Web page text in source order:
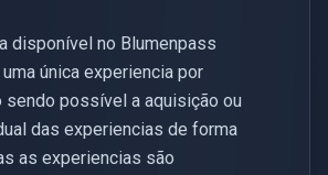
disponível no Blumenpass
única experiencia por
sendo possível a aquisição ou
das experiencias de forma
as experiencias são